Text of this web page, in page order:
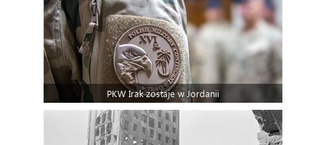
PKW Irak zostaje w Jordanii